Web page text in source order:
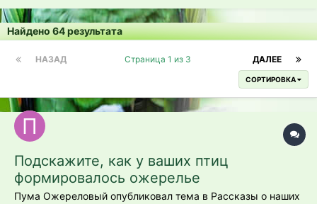
Найдено 64 результата
НАЗАД ДАЛЕЕ
Страница 1 из 3
СОРТИРОВКА
Подскажите, как у ваших птиц
формировалось ожерелье
Пума Ожереловый опубликовал тема в Рассказы о наших